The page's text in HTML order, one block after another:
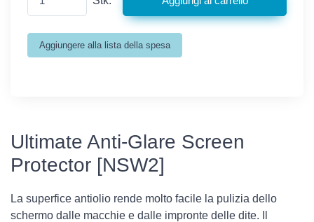
Ultimate Anti-Glare Screen
Protector [NSW2]
La superfice antiolio rende molto facile la pulizia dello
schermo dalle macchie e dalle impronte delle dite. Il